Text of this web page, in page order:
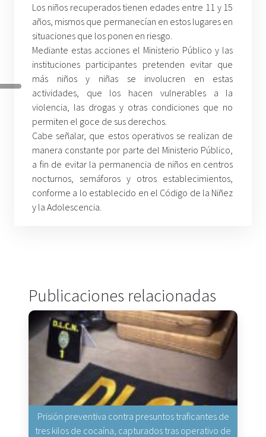
Los niños recuperados tienen edades entre 11 y 15
años, mismos que permanecían en estos lugares en
situaciones que los ponen en riesgo.
Mediante estas acciones el Ministerio Público y las
instituciones participantes pretenden evitar que
más niños y niñas se involucren en estas
actividades, que los hacen vulnerables a la
violencia, las drogas y otras condiciones que no
permiten el goce de sus derechos.
Cabe señalar, que estos operativos se realizan de
manera constante por parte del Ministerio Público,
a fin de evitar la permanencia de niños en centros
nocturnos, semáforos y otros establecimientos,
conforme a lo establecido en el Código de la Niñez
y la Adolescencia.
Publicaciones relacionadas
Prisión preventiva contra presuntos traficantes de
tres kilos de cocaína, capturados tras operativo de